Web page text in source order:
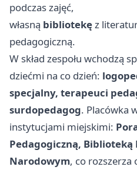
podczas zajęć,
własną bibliotekęz
pedagogiczną.
W skład zespołu wchodzą
dziećmi na co dzień:
specjalny, terapeuci
surdopedagog. Placówka
instytucjami miejskimi:
Pedagogiczną, Biblioteką
Narodowym, co rozszerza